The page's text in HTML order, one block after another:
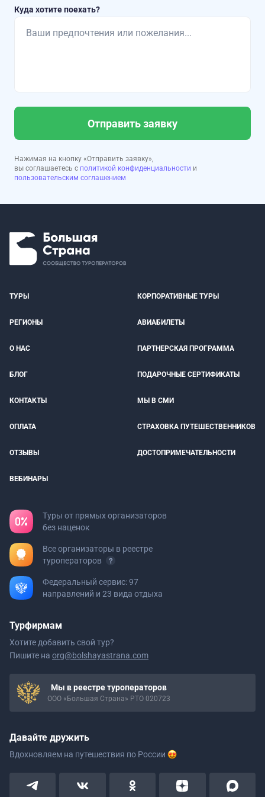
Куда хотите поехать?
Отправить заявку
Нажимая на кнопку «Отправить заявку»,
вы соглашаетесь с политикой конфиденциальности и
пользовательским соглашением
ТУРЫ КОРПОРАТИВНЫЕ ТУРЫ
РЕГИОНЫ АВИАБИЛЕТЫ
О НАС ПАРТНЕРСКАЯ ПРОГРАММА
БЛОГ ПОДАРОЧНЫЕ СЕРТИФИКАТЫ
КОНТАКТЫ МЫ В СМИ
ОПЛАТА СТРАХОВКА ПУТЕШЕСТВЕННИКОВ
ОТЗЫВЫ ДОСТОПРИМЕЧАТЕЛЬНОСТИ
ВЕБИНАРЫ
Туры от прямых организаторов
без наценок
Все организаторы в реестре
туроператоров
Федеральный сервис: 97
направлений и 23 вида отдыха
Турфирмам
Хотите добавить свой тур?
Пишите на org@bolshayastrana.com
Мы в реестре туроператоров
ООО «Большая Страна» РТО 020723
Давайте дружить
Вдохновляем на путешествия по России